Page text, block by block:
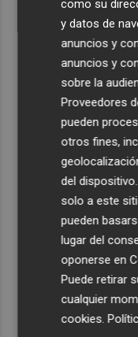
como su
y datos de
anuncios y
anuncios y
sobre la
Proveedores
pueden
otros fines,
del
solo a este
pueden
lugar del
oponerse en
Puede retirar
cualquier
cookies .